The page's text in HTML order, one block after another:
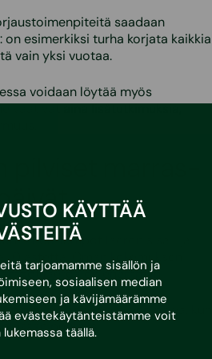
KÄYTTÄÄ
tarjoamamme sisällön ja
sosiaalisen median
ja kävijämäärämme
evästekäytänteistämme voit
lukemassa täällä.
saadaan
esimerkiksi turha korjata kaikkia
vain yksi vuotaa.
voidaan löytää myös
vaativat aina lisätutkimuksia,
pilviset marras-
tehdä, lämpötilaeron sisä- ja
astetta. Oman kokemukseni
on enemmän.
marraskuinen pilvinen päivä, kun
puolella.